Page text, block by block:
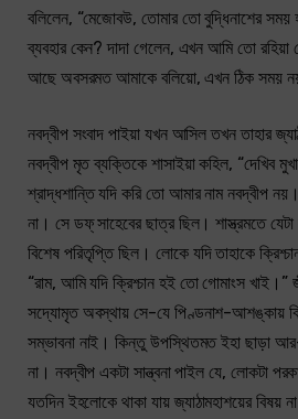
বলিলেন, “মেজোবউ, তোমার তো বুদ্ধিনাশের
ব্যবহার কেন? দাদা গেলেন, এখন আমি তো
আছে অবসরমত আমাকে বলিয়ো, এখন ঠিক সময়
নবদ্বীপ সংবাদ পাইয়া যখন আসিল তখন তাহার
নবদ্বীপ মৃত ব্যক্তিকে শাসাইয়া কহিল, “দেখিব
শ্রাদ্ধশান্তি যদি করি তো আমার নাম নবদ্বীপ
না। সে ডফ্ সাহেবের ছাত্র ছিল। শাস্ত্রমতে যেটা
বিশেষ পরিতৃপ্তি ছিল। লোকে যদি তাহাকে
“রাম, আমি যদি ক্রিশ্চান হই তো গোমাংস খাই।”
সদ্যোমৃত অবস্থায় সে-যে পিণ্ডনাশ-আশঙ্কায়
সম্ভাবনা নাই। কিন্তু উপস্থিতমত ইহা ছাড়া
না। নবদ্বীপ একটা সান্ত্বনা পাইল যে, লোকটা
যতদিন ইহলোকে থাকা যায় জ্যাঠামহাশয়ের বিষয়